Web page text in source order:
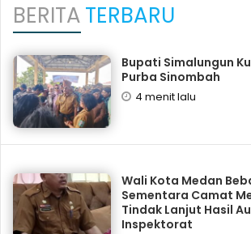
BERITATERBARU
Bupati Simalungun
Purba Sinombah
4 menit lalu
Wali Kota Medan
Sementara Camat
Tindak Lanjut Hasil
Inspektorat